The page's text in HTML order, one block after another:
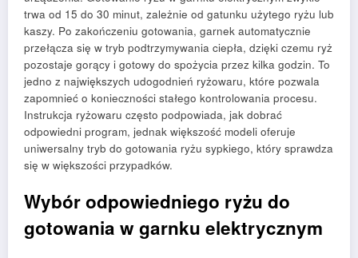
trwa od 15 do 30 minut, zależnie od gatunku użytego ryżu lub
kaszy. Po zakończeniu gotowania, garnek automatycznie
przełącza się w tryb podtrzymywania ciepła, dzięki czemu ryż
pozostaje gorący i gotowy do spożycia przez kilka godzin. To
jedno z największych udogodnień ryżowaru, które pozwala
zapomnieć o konieczności stałego kontrolowania procesu.
Instrukcja ryżowaru często podpowiada, jak dobrać
odpowiedni program, jednak większość modeli oferuje
uniwersalny tryb do gotowania ryżu sypkiego, który sprawdza
się w większości przypadków.
Wybór odpowiedniego ryżu do
gotowania w garnku elektrycznym